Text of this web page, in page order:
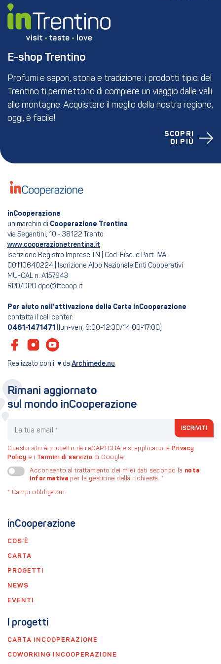
E-shop Trentino
Profumi e sapori, storia e tradizione: i prodotti tipici del
Trentino ti permettono di compiere un viaggio dalle valli
alle montagne. Acquistare il meglio della nostra regione,
oggi, è facile!
SCOPRI
DI PIÙ
inCooperazione
un marchio di Cooperazione Trentina
via Segantini, 10 - 38122 Trento
www.cooperazionetrentina.it
Iscrizione Registro Imprese TN | Cod. Fisc. e Part. IVA
00110640224 | Iscrizione Albo Nazionale Enti Cooperativi
MU-CAL n. A157943
RPD/DPO dpo@ftcoop.it
Per aiuto nell'attivazione della Carta inCooperazione
contatta il call center:
0461-1471471 (lun-ven, 9:00-12:30/14:00-17:00)
Realizzato con il ♥ da Archimede.nu
inCooperazione
COS'È
CARTA
PROGETTI
NEWS
EVENTI
I progetti
CARTA INCOOPERAZIONE
COWORKING INCOOPERAZIONE
Rimani aggiornato
sul mondo inCooperazione
ISCRIVITI
Questo sito è protetto da reCAPTCHA e si applicano la Privacy
Policy e i Termini di servizio di Google.
Acconsento al trattamento dei miei dati secondo la nota
informativa per la gestione della richiesta. *
* Campi obbligatori